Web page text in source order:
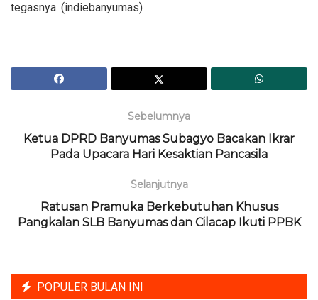
tegasnya. (indiebanyumas)
Sebelumnya
Ketua DPRD Banyumas Subagyo Bacakan Ikrar
Pada Upacara Hari Kesaktian Pancasila
Selanjutnya
Ratusan Pramuka Berkebutuhan Khusus
Pangkalan SLB Banyumas dan Cilacap Ikuti PPBK
POPULER BULAN INI